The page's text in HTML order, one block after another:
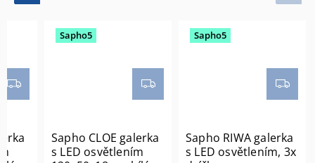
Sapho5
Sapho CLOE galerka
s LED osvětlením
Sapho5
Sapho RIWA galerka
s LED osvětlením, 3x